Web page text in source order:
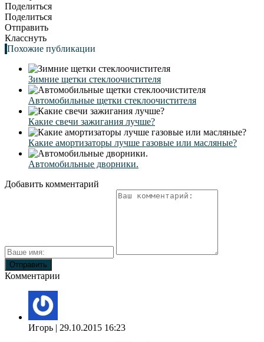
Поделиться
Поделиться
Отправить
Класснуть
Похожие публикации
Зимние щетки стеклоочистителя
Автомобильные щетки стеклоочистителя
Какие свечи зажигания лучше?
Какие амортизаторы лучше газовые или масляные?
Автомобильные дворники.
Добавить комментарий
Комментарии
Игорь | 29.10.2015 16:23